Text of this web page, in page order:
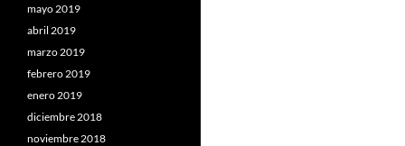
mayo 2019
abril 2019
marzo 2019
febrero 2019
enero 2019
diciembre 2018
noviembre 2018